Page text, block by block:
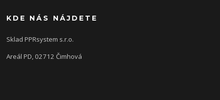
KDE NÁS NÁJDETE
Sklad PPRsystem s.r.o.
Areál PD, 02712 Čimhová